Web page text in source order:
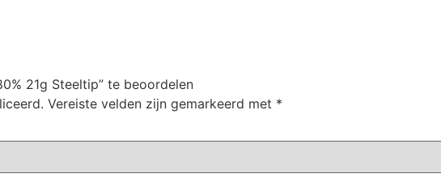
21g Steeltip” te beoordelen
Vereiste velden zijn gemarkeerd met *